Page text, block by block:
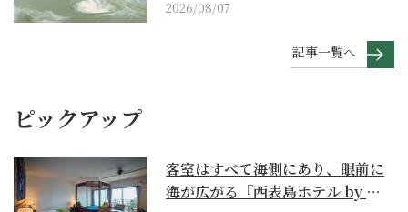
2026/08/07
記事一覧へ
ピックアップ
客室はすべて海側にあり、眼前に
海が広がる『西表島ホテル by 星